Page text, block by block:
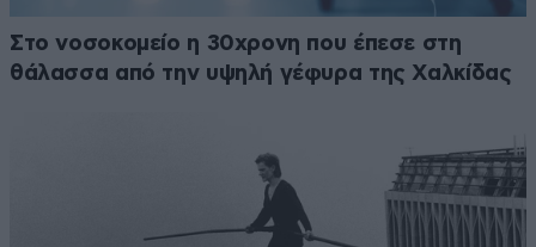
Στο νοσοκομείο η 30χρονη που έπεσε στη
θάλασσα από την υψηλή γέφυρα της Χαλκίδας